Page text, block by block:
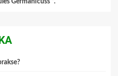
Germanicuss ".”